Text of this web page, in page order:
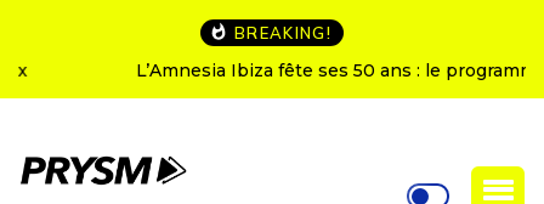
BREAKING!
L’Amnesia Ibiza fête ses 50 ans : le programme des
soirées d’ouverture